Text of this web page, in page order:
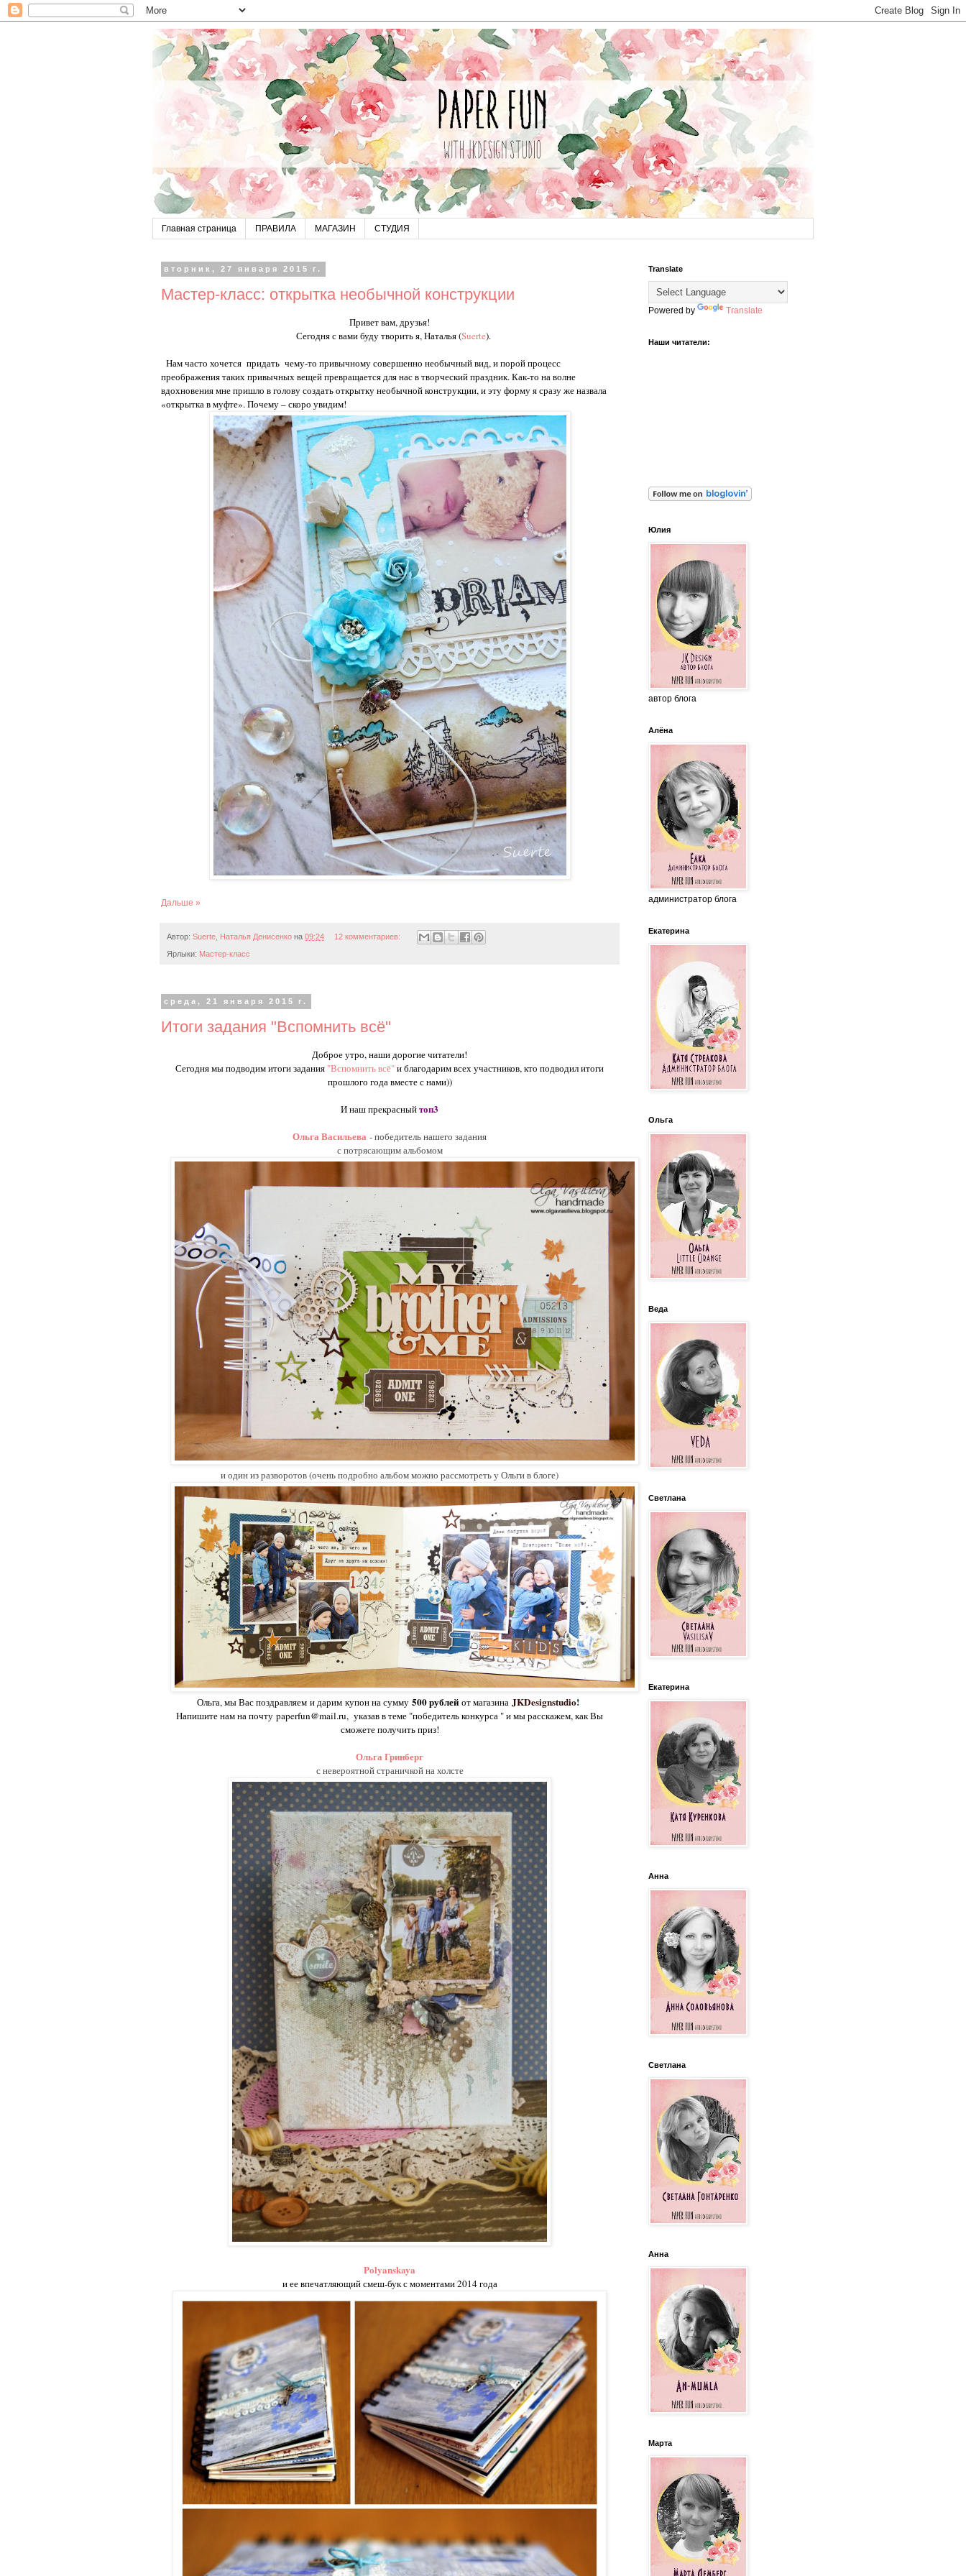
Главная страница ПРАВИЛА МАГАЗИН СТУДИЯ
вторник, 27 января 2015 г.
Мастер-класс: открытка необычной конструкции
Привет вам, друзья!
Сегодня с вами буду творить я, Наталья (Suerte).
Нам часто хочется придать чему-то привычному совершенно необычный вид, и порой процесс
преображения таких привычных вещей превращается для нас в творческий праздник. Как-то на волне
вдохновения мне пришло в голову создать открытку необычной конструкции, и эту форму я сразу же назвала
«открытка в муфте». Почему – скоро увидим!
Дальше »
Автор: Suerte, Наталья Денисенко на 09:24 12 комментариев:
Ярлыки: Мастер-класс
среда, 21 января 2015 г.
Итоги задания "Вспомнить всё"
Доброе утро, наши дорогие читатели!
Сегодня мы подводим итоги задания "Вспомнить всё"и благодарим всех участников, кто подводил итоги
прошлого года вместе с нами))
И наш прекрасныйтоп3
Ольга Васильева - победитель нашего задания
с потрясающим альбомом
и один из разворотов (очень подробно альбом можно рассмотреть у Ольги в блоге)
Ольга, мы Вас поздравляем и дарим купон на сумму 500 рублей от магазина JKDesignstudio!
Напишите нам на почту paperfun@mail.ru, указав в теме "победитель конкурса " и мы расскажем, как Вы
сможете получить приз!
Ольга Гринберг
с невероятной страничкой на холсте
Polyanskaya
и ее впечатляющий смеш-бук с моментами 2014 года
Translate
Powered by Translate
Наши читатели:
Юлия
автор блога
Алёна
администратор блога
Екатерина
Ольга
Веда
Светлана
Екатерина
Анна
Светлана
Анна
Марта